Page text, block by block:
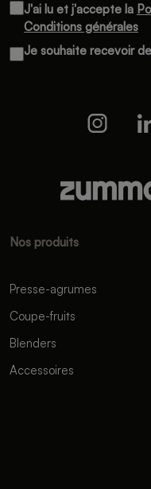
Nos produits
Presse-agrumes
Coupe-fruits
Blenders
Accessoires
J'ai lu et j'accepte la
Conditions générales
Je souhaite recevoir